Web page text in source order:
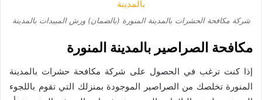
شركة مكافحة الحشرات بالمدينة المنورة (بالضمان) ورش المبيدات بالمدينة
مكافحة الصراصير بالمدينة المنورة
إذا كنت ترغب في الحصول على شركة مكافحة حشرات بالمدينة
المنورة تخلصك من الصراصير الموجودة بمنزلك التي تقوم باللجوء